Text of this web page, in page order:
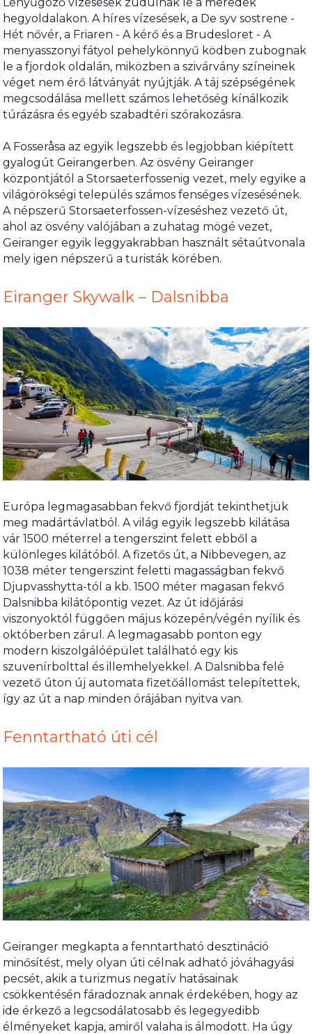
hegyoldalakon. A híres vízesések, a De syv sostrene -
Hét nővér, a Friaren - A kérő és a Brudesloret - A
menyasszonyi fátyol pehelykönnyű ködben zubognak
le a fjordok oldalán, miközben a szivárvány színeinek
véget nem érő látványát nyújtják. A táj szépségének
megcsodálása mellett számos lehetőség kínálkozik
túrázásra és egyéb szabadtéri szórakozásra.
A Fosseråsa az egyik legszebb és legjobban kiépített
gyalogút Geirangerben. Az ösvény Geiranger
központjától a Storsaeterfossenig vezet, mely egyike a
világörökségi település számos fenséges vízesésének.
A népszerű Storsaeterfossen-vízeséshez vezető út,
ahol az ösvény valójában a zuhatag mögé vezet,
Geiranger egyik leggyakrabban használt sétaútvonala
mely igen népszerű a turisták körében.
Eiranger Skywalk – Dalsnibba
Európa legmagasabban fekvő fjordját tekinthetjük
meg madártávlatból. A világ egyik legszebb kilátása
vár 1500 méterrel a tengerszint felett ebből a
különleges kilátóból. A fizetős út, a Nibbevegen, az
1038 méter tengerszint feletti magasságban fekvő
Djupvasshytta-tól a kb. 1500 méter magasan fekvő
Dalsnibba kilátópontig vezet. Az út időjárási
viszonyoktól függően május közepén/végén nyílik és
októberben zárul. A legmagasabb ponton egy
modern kiszolgálóépület található egy kis
szuvenírbolttal és illemhelyekkel. A Dalsnibba felé
vezető úton új automata fizetőállomást telepítettek,
így az út a nap minden órájában nyitva van.
Fenntartható úti cél
Geiranger megkapta a fenntartható desztináció
minősítést, mely olyan úti célnak adható jóváhagyási
pecsét, akik a turizmus negatív hatásainak
csökkentésén fáradoznak annak érdekében, hogy az
ide érkező a legcsodálatosabb és legegyedibb
élményeket kapja, amiről valaha is álmodott. Ha úgy